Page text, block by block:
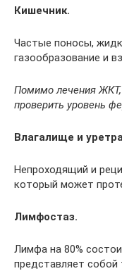
Кишечник.
Частые поносы,
газообразование и
Помимо лечения ЖКТ,
проверить уровень
Влагалище и
Непроходящий и
который может
Лимфостаз.
Лимфа на 80%
представляет